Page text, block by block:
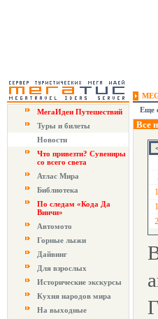
МегаИдеи Путешествий
Туры и билеты
Новости
Что привезти? Сувениры
со всего света
Атлас Мира
Библиотека
По следам «Кода Да
Винчи»
Автомото
Горные лыжи
Дайвинг
Для взрослых
Исторические экскурсы
Кухня народов мира
На выходные
Еще
Все